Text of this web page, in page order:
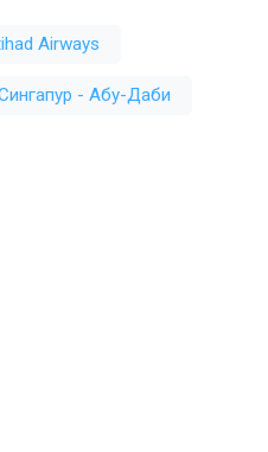
Airways
- Абу-Даби